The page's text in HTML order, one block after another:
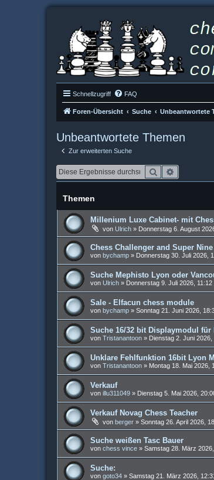
Schnellzugriff FAQ
Foren-Übersicht Suche Unbeantwortete
Unbeantwortete Themen
Zur erweiterten Suche
Suche
Themen
Millenium Luxe Cabinet- mit
von Ulrich » Donnerstag 6. August
Chess Challenger and Super
von bychamp » Donnerstag 30. Juli 2026,
Suche Mephisto Lyon oder
von Ulrich » Donnerstag 9. Juli 2026, 11:12
Sale - Elfacun chess module
von bychamp » Sonntag 21. Juni 2026,
Suche 16/32 bit Displaymodul
von Tristanantoon » Dienstag 2. Juni 2026,
Unklare Fehlfunktion 16bit Lyon
von Tristanantoon » Montag 18. Mai 2026,
Verkauf
von illu311049 » Dienstag 5. Mai 2026,
Verkauf Novag Chess Teacher
von berger » Sonntag 26. April 2026,
Suche weißen Tasc Bauer
von chess vince » Samstag 28. März
Suche:
von goto34 » Samstag 21. März 2026,